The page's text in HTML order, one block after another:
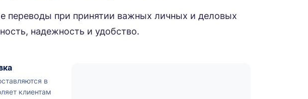
переводы при принятии важных личных и деловых
надежность и удобство.
в
клиентам